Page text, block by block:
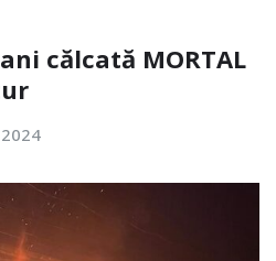
călcată MORTAL